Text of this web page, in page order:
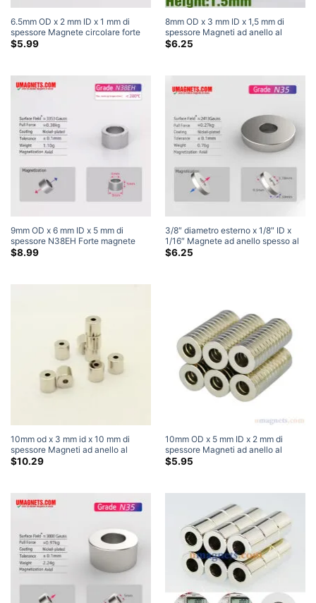
6.5mm OD x 2 mm ID x 1 mm di
spessore Magnete circolare forte
N35 Magnete ad anello al neodimio
$5.99
8mm OD x 3 mm ID x 1,5 mm di
spessore Magneti ad anello al
neodimio N42 Forti magneti ad
$6.25
9mm OD x 6 mm ID x 5 mm di
spessore N38EH Forte magnete
circolare Magnete ad anello al
$8.99
3/8″ diametro esterno x 1/8″ ID x
1/16″ Magnete ad anello spesso al
neodimio N38 Magnete circolare
$6.25
10mm od x 3 mm id x 10 mm di
spessore Magneti ad anello al
neodimio N35 Magneti a tubo per
$10.29
10mm OD x 5 mm ID x 2 mm di
spessore Magneti ad anello al
neodimio forti N35 Magneti
Magneti a ciambella
$5.95